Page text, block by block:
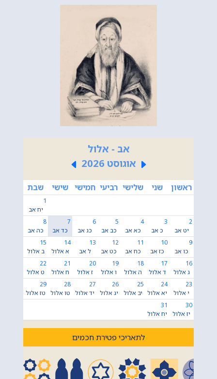
אב - אלול
אוגוסט 2026
ראשון שני שלישי רביעי חמישי שישי שבת
1
יח אב
2
יט אב
3
כ אב
4
כא אב
5
כב אב
6
כג אב
7
כד אב
8
כה אב
9
כו אב
10
כז אב
11
כח אב
12
כט אב
13
ל אב
14
א אלול
15
ב אלול
16
ג אלול
17
ד אלול
18
ה אלול
19
ו אלול
20
ז אלול
21
ח אלול
22
ט אלול
23
י אלול
24
יא אלול
25
יב אלול
26
יג אלול
27
יד אלול
28
טו אלול
29
טז אלול
30
יז אלול
31
יח אלול
לתאריכי פטירת חכמים